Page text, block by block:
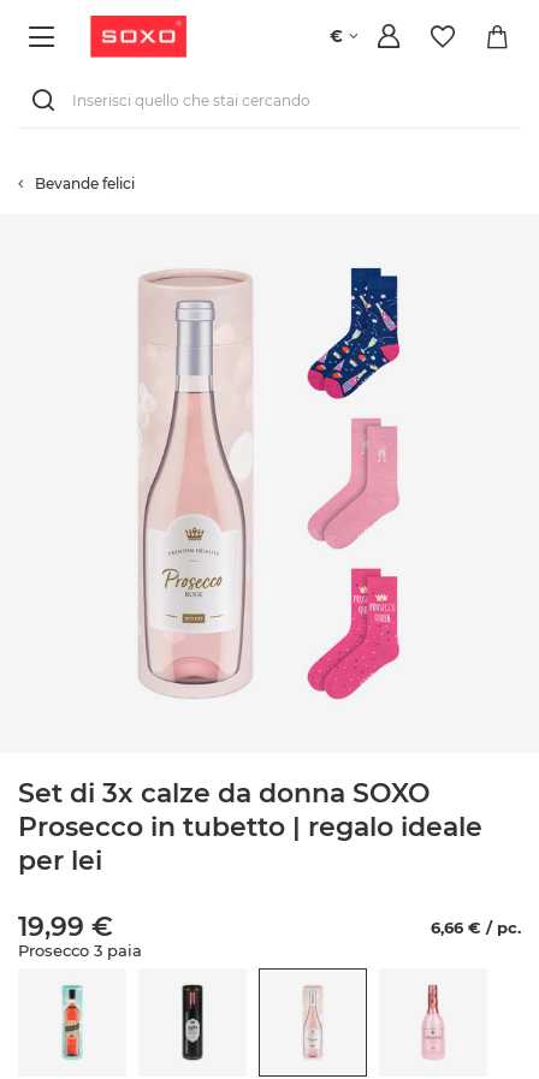
€
Bevande felici
Set di 3x calze da donna SOXO
Prosecco in tubetto | regalo ideale
per lei
19,99 €
6,66 € / pc.
Prosecco 3 paia